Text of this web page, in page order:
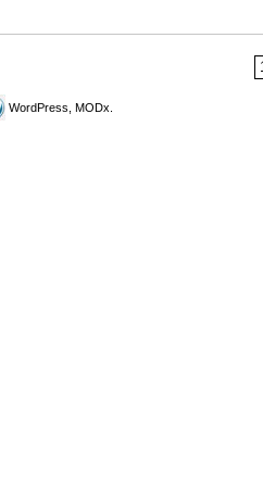
WordPress, MODx.